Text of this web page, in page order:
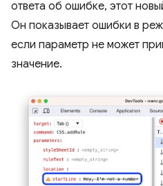
ответа об ошибке, этот
Он показывает ошибки в
если параметр не может
значение.